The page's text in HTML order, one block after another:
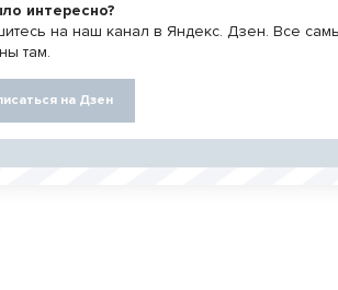
интересно?
на наш канал в Яндекс. Дзен. Все
там.
на Дзен